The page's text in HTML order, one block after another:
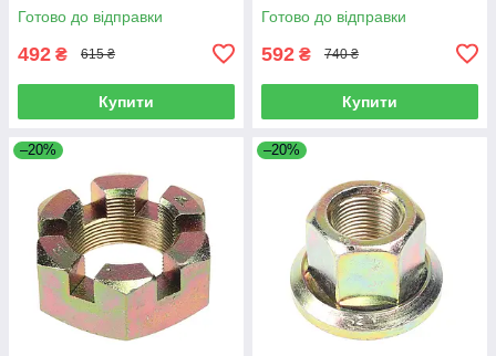
Готово до відправки
492 ₴ 615 ₴
Купити
Готово до відправки
592 ₴ 740 ₴
Купити
–20% –20%